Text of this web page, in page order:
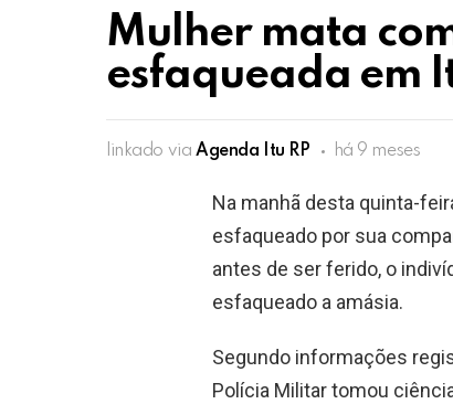
Mulher mata
esfaqueada em
linkado via Agenda Itu RP há 9 meses
Na manhã desta quinta-
esfaqueado por sua
antes de ser ferido, o
esfaqueado a amásia.
Segundo informações
Polícia Militar tomou